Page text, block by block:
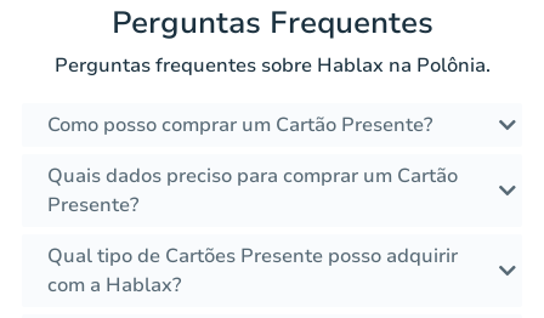
Perguntas Frequentes
Perguntas frequentes sobre Hablax na Polônia.
Como posso comprar um Cartão Presente?
Quais dados preciso para comprar um Cartão
Presente?
Qual tipo de Cartões Presente posso adquirir
com a Hablax?